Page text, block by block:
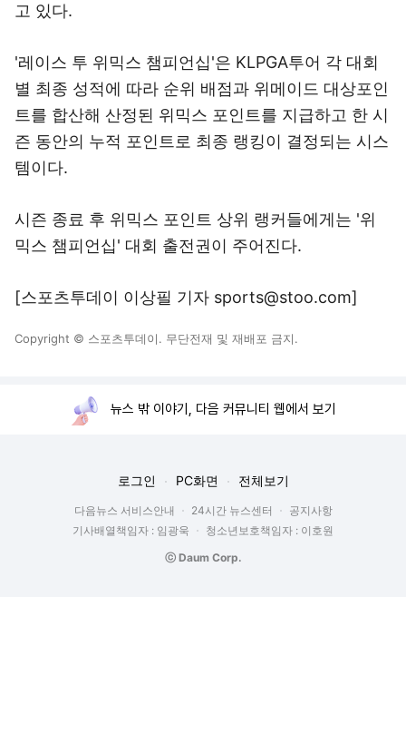
고 있다.
'레이스 투 위믹스 챔피언십'은 KLPGA투어 각 대회
별 최종 성적에 따라 순위 배점과 위메이드 대상포인
트를 합산해 산정된 위믹스 포인트를 지급하고 한 시
즌 동안의 누적 포인트로 최종 랭킹이 결정되는 시스
템이다.
시즌 종료 후 위믹스 포인트 상위 랭커들에게는 '위
믹스 챔피언십' 대회 출전권이 주어진다.
[스포츠투데이 이상필 기자 sports@stoo.com]
Copyright © 스포츠투데이. 무단전재 및 재배포 금지.
뉴스 밖 이야기, 다음 커뮤니티 웹에서 보기
로그인 PC화면 전체보기
다음뉴스 서비스안내 24시간 뉴스센터
공지사항
기사배열책임자 : 임광욱
청소년보호책임자 : 이호원
ⓒ Daum Corp.